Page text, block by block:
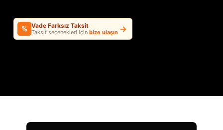
% Vade Farksız Taksit
Taksit seçenekleri için bize ulaşın →